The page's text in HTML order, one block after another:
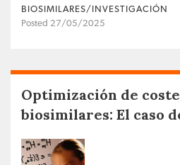
BIOSIMILARES/INVESTIGACIÓN
Posted 27/05/2025
Optimización de
biosimilares: El caso